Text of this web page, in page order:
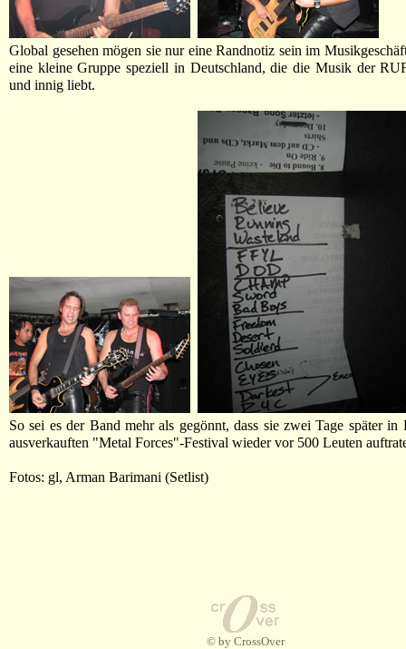
Global gesehen mögen sie nur eine Randnotiz sein im
eine kleine Gruppe speziell in Deutschland, die die Musik der
und innig liebt.
So sei es der Band mehr als gegönnt, dass sie zwei Tage später in
ausverkauften "Metal Forces"-Festival wieder vor 500 Leuten
Fotos: gl, Arman Barimani (Setlist)
© by CrossOver